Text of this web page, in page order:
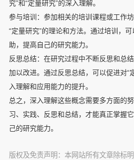
究”和“定量研究”的深入理解。
参与培训：参加相关的培训课程或工作
“定量研究”的理论和方法。通过培训，
助，提高自己的研究能力。
反思总结：在研究过程中不断反思和总
加以改进。通过反思总结，可以促进对“
入理解和应用能力的提升。
总之，深入理解这些概念需要多方面的
习、实践、反思和总结，才能真正掌握
己的研究能力。
版权及免责声明：本网站所有文章除标